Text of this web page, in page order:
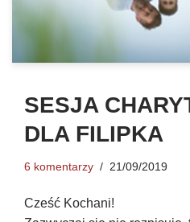
SESJA
DLA FILIPKA
6 komentarzy 21/09/2019
Cześć Kochani!